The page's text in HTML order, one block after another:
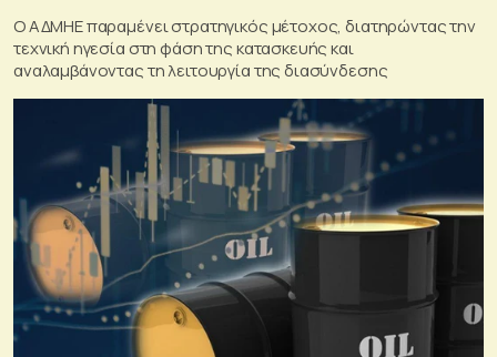
O ΑΔΜΗΕ παραμένει στρατηγικός μέτοχος, διατηρώντας την
τεχνική ηγεσία στη φάση της κατασκευής και
αναλαμβάνοντας τη λειτουργία της διασύνδεσης